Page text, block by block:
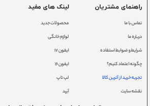
راهنمای مشتریان
تماس با ما
درباره ما
شرایط و ضوابط استفاده
چگونه اعتماد کنیم؟
تجربه خرید از آترین کالا
نقشه سایت
لینک های مفید
محصولات جدید
لوازم خانگی
ایفون ۱۷
ایفون ۱۶
لپ تاپ
آیپد